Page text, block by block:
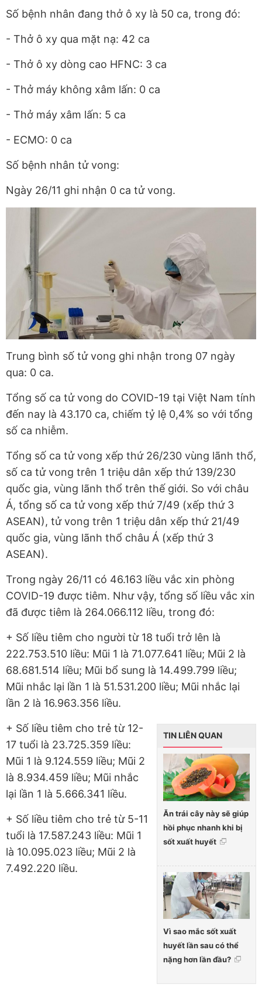
Số bệnh nhân đang thở ô xy là 50 ca, trong đó:
- Thở ô xy qua mặt nạ: 42 ca
- Thở ô xy dòng cao HFNC: 3 ca
- Thở máy không xâm lấn: 0 ca
- Thở máy xâm lấn: 5 ca
- ECMO: 0 ca
Số bệnh nhân tử vong:
Ngày 26/11 ghi nhận 0 ca tử vong.
Trung bình số tử vong ghi nhận trong 07 ngày
qua: 0 ca.
Tổng số ca tử vong do COVID-19 tại Việt Nam tính
đến nay là 43.170 ca, chiếm tỷ lệ 0,4% so với tổng
số ca nhiễm.
Tổng số ca tử vong xếp thứ 26/230 vùng lãnh thổ,
số ca tử vong trên 1 triệu dân xếp thứ 139/230
quốc gia, vùng lãnh thổ trên thế giới. So với châu
Á, tổng số ca tử vong xếp thứ 7/49 (xếp thứ 3
ASEAN), tử vong trên 1 triệu dân xếp thứ 21/49
quốc gia, vùng lãnh thổ châu Á (xếp thứ 3
ASEAN).
Trong ngày 26/11 có 46.163 liều vắc xin phòng
COVID-19 được tiêm. Như vậy, tổng số liều vắc xin
đã được tiêm là 264.066.112 liều, trong đó:
+ Số liều tiêm cho người từ 18 tuổi trở lên là
222.753.510 liều: Mũi 1 là 71.077.641 liều; Mũi 2 là
68.681.514 liều; Mũi bổ sung là 14.499.799 liều;
Mũi nhắc lại lần 1 là 51.531.200 liều; Mũi nhắc lại
lần 2 là 16.963.356 liều.
TIN LIÊN QUAN
Ăn trái cây này sẽ giúp
hồi phục nhanh khi bị
sốt xuất huyết
Vì sao mắc sốt xuất
huyết lần sau có thể
nặng hơn lần đầu?
+ Số liều tiêm cho trẻ từ 12-
17 tuổi là 23.725.359 liều:
Mũi 1 là 9.124.559 liều; Mũi 2
là 8.934.459 liều; Mũi nhắc
lại lần 1 là 5.666.341 liều.
+ Số liều tiêm cho trẻ từ 5-11
tuổi là 17.587.243 liều: Mũi 1
là 10.095.023 liều; Mũi 2 là
7.492.220 liều.